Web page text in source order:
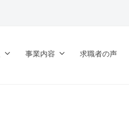
事業内容 求職者の声